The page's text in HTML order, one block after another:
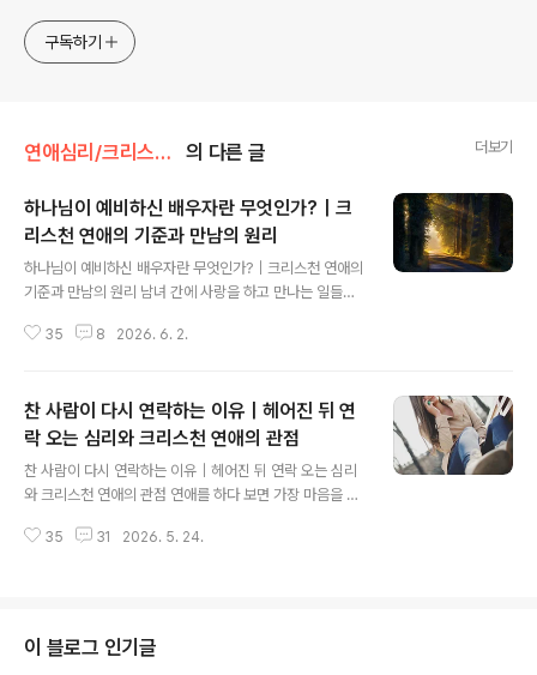
구독하기
연애심리/크리스천 연애심리 의 다른 글 더보기
하나님이 예비하신 배우자란 무엇인가?｜크
리스천 연애의 기준과 만남의 원리
하나님이 예비하신 배우자란 무엇인가?｜크리스천 연애의
기준과 만남의 원리 남녀 간에 사랑을 하고 만나는 일들이
에 서게 됩니다.그 상대가 정말 나와 잘 어울릴까 보다는,
의미에서 "하나님이 예비하신 배우자란 무엇인가?"에 대해
서 함께 알아보는 시간을 갖도록 하겠습니다.정말 하나님
이 예비하신 배우자가 존재하는 것일까? 세상과 타협하지
않는 믿음을 위한 기도｜크리스천 연애 묵상 기도의 응답
으로 받은 배우자 크리스천이 연애를 시작할 때 가장 중요
하게 보는 것이 신앙적 관점입니다.상대가 믿음 안에서 얼
35 8 2026. 6. 2.
찬 사람이 다시 연락하는 이유｜헤어진 뒤 연
락 오는 심리와 크리스천 연애의 관점
찬 사람이 다시 연락하는 이유｜헤어진 뒤 연락 오는 심리
와 크리스천 연애의 관점 연애를 하다 보면 가장 마음을 흔
사람이 어느 날 다시 연락해 오는 경우입니다.'왜 갑자기 연
다'로 설명되지 않습니다. 사랑했던 기억과 익숙함, 후회,
외로움이 복합적으로 작용하면서 다시 연락하게 되는 경우
35 31 2026. 5. 24.
이 블로그 인기글